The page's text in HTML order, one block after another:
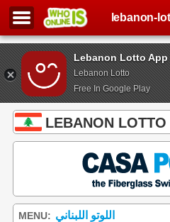
Lebanon Lotto App
Lebanon Lotto
Free In Google Play
lebanon-
LEBANON LOTTO
MENU: اللوتو اللبناني